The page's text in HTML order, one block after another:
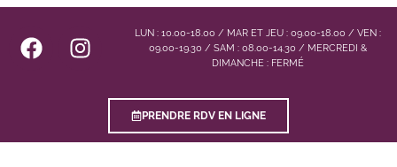
LUN : 10.00-18.00 / MAR ET JEU : 09.00-18.00 / VEN :
09.00-19.30 / SAM : 08.00-14.30 / MERCREDI &
DIMANCHE : FERMÉ
PRENDRE RDV EN LIGNE